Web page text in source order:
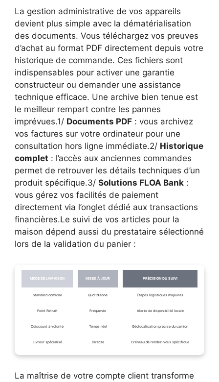
La gestion administrative de vos appareils
devient plus simple avec la dématérialisation
des documents. Vous téléchargez vos preuves
d’achat au format PDF directement depuis votre
historique de commande. Ces fichiers sont
indispensables pour activer une garantie
constructeur ou demander une assistance
technique efficace. Une archive bien tenue est
le meilleur rempart contre les pannes
imprévues.1/ Documents PDF : vous archivez
vos factures sur votre ordinateur pour une
consultation hors ligne immédiate.2/ Historique
complet : l’accès aux anciennes commandes
permet de retrouver les détails techniques d’un
produit spécifique.3/ Solutions FLOA Bank :
vous gérez vos facilités de paiement
directement via l’onglet dédié aux transactions
financières.Le suivi de vos articles pour la
maison dépend aussi du prestataire sélectionné
lors de la validation du panier :
MODE DE LIVRAISON MISES À JOUR PRÉCISION DU SUIVI
Standard domicile Quotidienne Étapes logistiques majeures
Point Retrait Fréquente Alerte de disponibilité locale
Cdiscount à volonté Temps réel Géolocalisation précise du camion
Livreur spécialisé Directe Créneau de rendez-vous spécifique
La maîtrise de votre compte client transforme